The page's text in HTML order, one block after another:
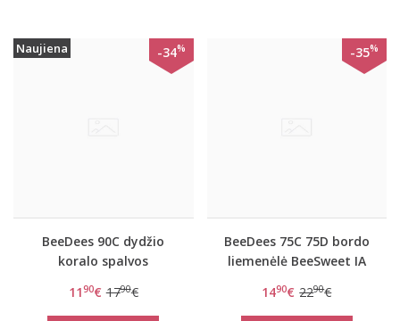
Naujiena -34%
BeeDees 90C dydžio
koralo spalvos
1190€ 1790€
-35%
BeeDees 75C 75D bordo
liemenėlė BeeSweet IA
1490€ 2290€